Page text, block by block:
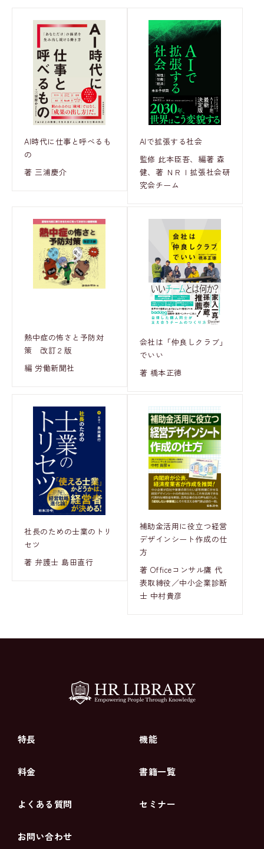
AI時代に仕事と呼べるも
の
著 三浦慶介
AIで拡張する社会
監修 此本臣吾、編著 森
健、著 ＮＲＩ拡張社会研
究会チーム
熱中症の怖さと予防対
策 改訂２版
編 労働新聞社
会社は「仲良しクラブ」
でいい
著 橋本正徳
社長のための士業のトリ
セツ
著 弁護士 島田直行
補助金活用に役立つ経営
デザインシート作成の仕
方
著 Officeコンサル鷹 代
表取締役／中小企業診断
士 中村貴彦
特長 機能
料金 書籍一覧
よくある質問 セミナー
お問い合わせ